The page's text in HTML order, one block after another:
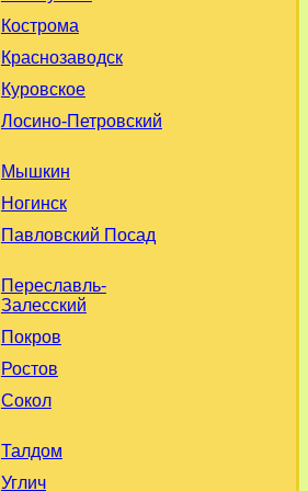
Кострома
Краснозаводск
Куровское
Лосино-Петровский
Мышкин
Ногинск
Павловский Посад
Переславль-
Залесский
Покров
Ростов
Сокол
Талдом
Углич